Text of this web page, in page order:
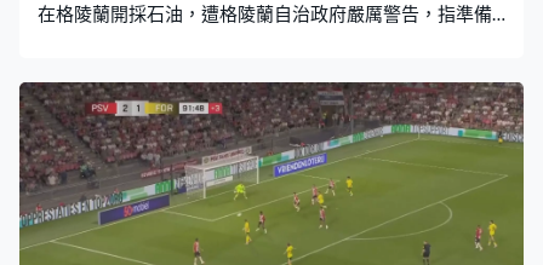
在格陵蘭開採石油，遭格陵蘭自治政府嚴厲警告，指準備
地的野心。丹麥傳媒報道，一批剷泥車和貨櫃上月29日運
抵格陵蘭詹姆森地港口，船運公司證實貨物屬美國「格陵
蘭能源公司」擁有，用於在詹姆森地的石油開採計劃。 格
陵蘭自治政府就開採設備運抵詹姆森地發出嚴厲警告，指
運送程序未經充足授權，要求公司未來執行所有後勤程
序，事前必須獲得自治政府建議和批准。 去年才成立、總